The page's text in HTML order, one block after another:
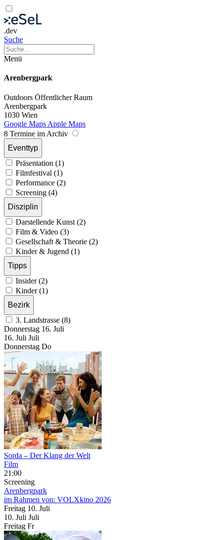
.dev
Suche
Menü
Arenbergpark
Outdoors Öffentlicher Raum
Arenbergpark
1030 Wien
Google Maps Apple Maps
8 Termine im Archiv
Eventtyp
Präsentation (1)
Filmfestival (1)
Performance (2)
Screening (4)
Disziplin
Darstellende Kunst (2)
Film & Video (3)
Gesellschaft & Theorie (2)
Kinder & Jugend (1)
Tipps
Insider (2)
Kinder (1)
Bezirk
3. Landstrasse (8)
Donnerstag 16. Juli
16. Juli Juli
Donnerstag Do
Sorda – Der Klang der Welt
Film
21:00
Screening
Arenbergpark
im Rahmen von: VOLXkino 2026
Freitag 10. Juli
10. Juli Juli
Freitag Fr